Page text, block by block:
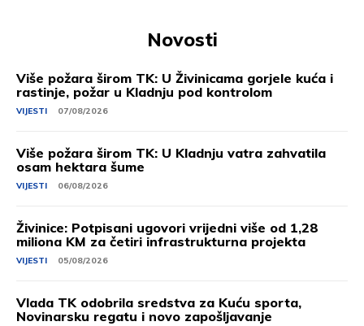
Novosti
Više požara širom TK: U Živinicama gorjele kuća i
rastinje, požar u Kladnju pod kontrolom
VIJESTI 07/08/2026
Više požara širom TK: U Kladnju vatra zahvatila
osam hektara šume
VIJESTI 06/08/2026
Živinice: Potpisani ugovori vrijedni više od 1,28
miliona KM za četiri infrastrukturna projekta
VIJESTI 05/08/2026
Vlada TK odobrila sredstva za Kuću sporta,
Novinarsku regatu i novo zapošljavanje